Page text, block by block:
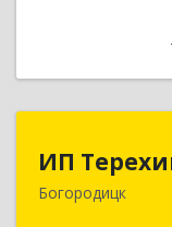
ИП
Богородицк
ИП
301831,